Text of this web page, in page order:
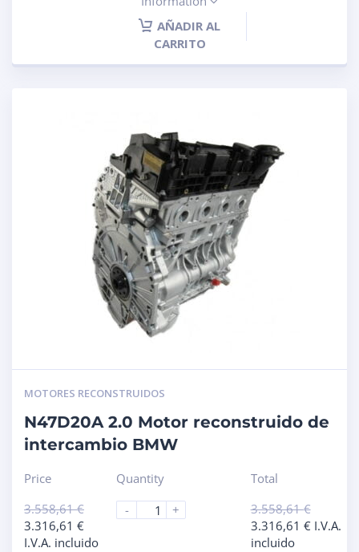
AÑADIR AL
CARRITO
MOTORES RECONSTRUIDOS
N47D20A 2.0 Motor reconstruido de
intercambio BMW
Price
3.558,61€
3.316,61 €
I.V.A. incluido
Quantity
-
+
Total
3.558,61€
3.316,61 € I.V.A.
incluido